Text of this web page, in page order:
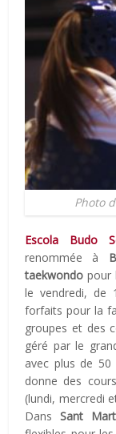
Photo
Escola Budo
renommée à
taekwondo pour
le vendredi,
forfaits pour la
groupes et des
géré par le
avec plus de 50
donne des
(lundi, mercredi
DansSant